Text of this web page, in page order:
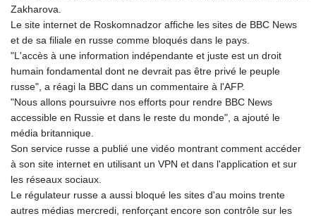
Zakharova.
Le site internet de Roskomnadzor affiche les sites de BBC News
et de sa filiale en russe comme bloqués dans le pays.
"L'accès à une information indépendante et juste est un droit
humain fondamental dont ne devrait pas être privé le peuple
russe", a réagi la BBC dans un commentaire à l'AFP.
"Nous allons poursuivre nos efforts pour rendre BBC News
accessible en Russie et dans le reste du monde", a ajouté le
média britannique.
Son service russe a publié une vidéo montrant comment accéder
à son site internet en utilisant un VPN et dans l'application et sur
les réseaux sociaux.
Le régulateur russe a aussi bloqué les sites d'au moins trente
autres médias mercredi, renforçant encore son contrôle sur les